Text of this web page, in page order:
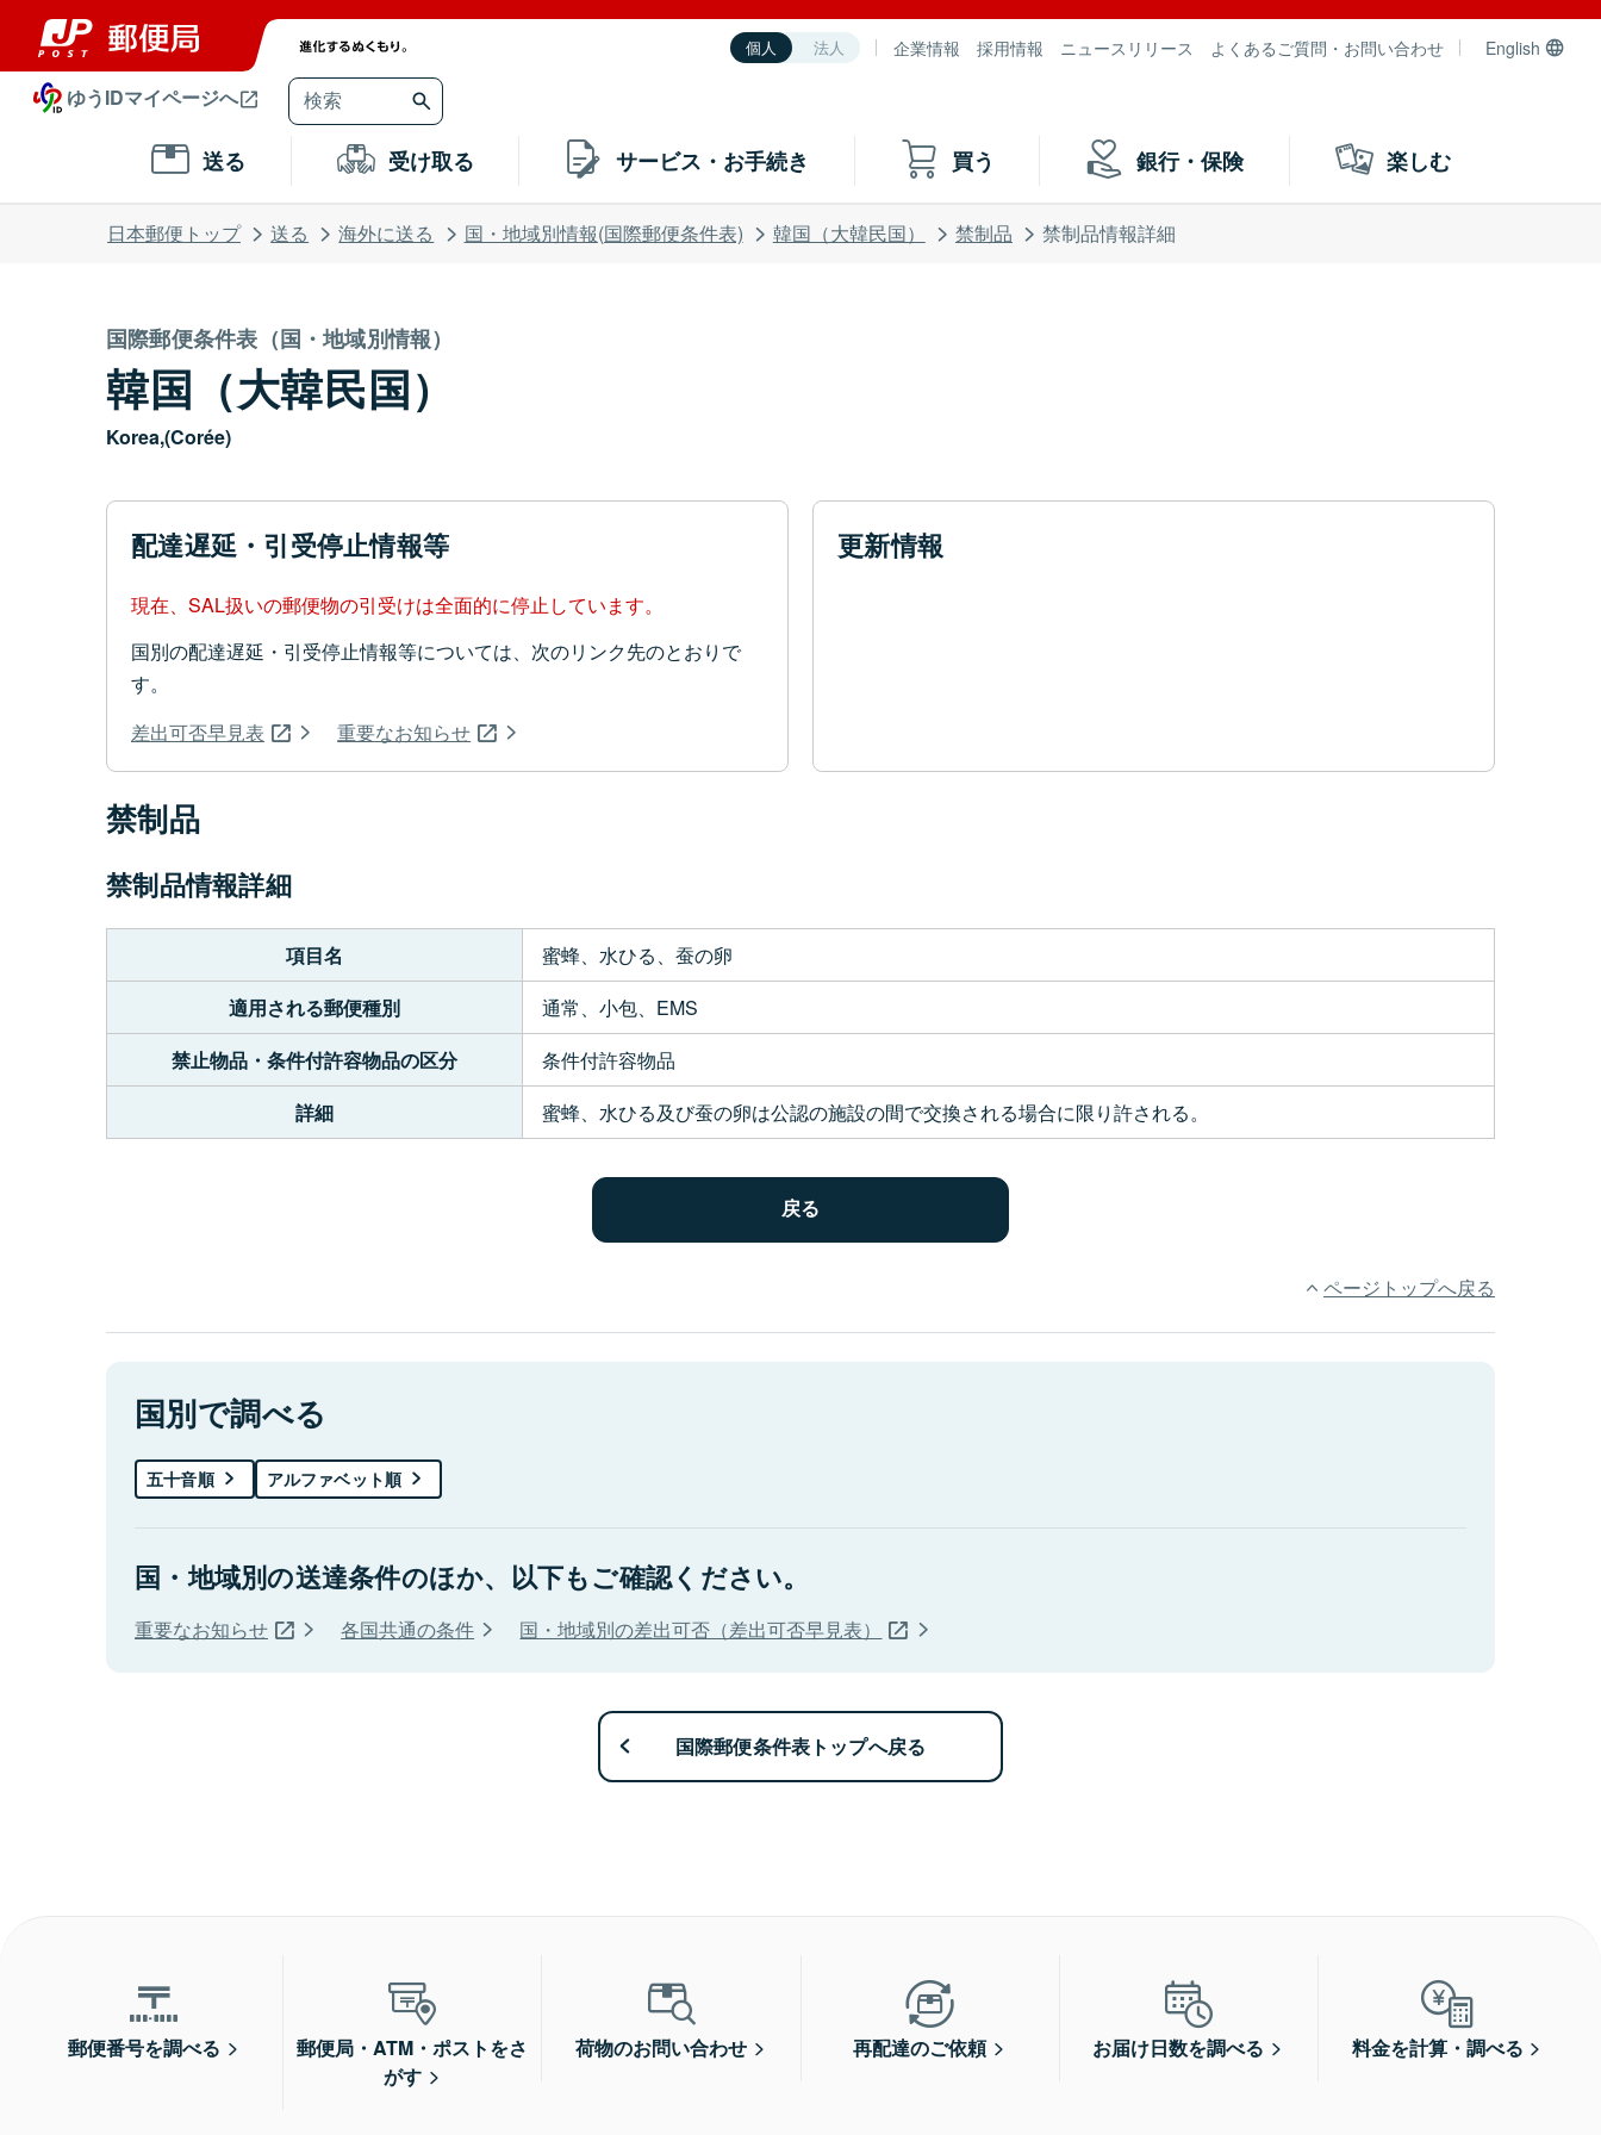
個人 法人 企業情報 採用情報 ニュースリリース よくあるご質問・お問い合わせ English
ゆうIDマイページへ
送る 受け取る サービス・お手続き 買う 銀行・保険 楽しむ
日本郵便トップ 送る 海外に送る 国・地域別情報(国際郵便条件表) 韓国（大韓民国） 禁制品 禁制品情報詳細
国際郵便条件表（国・地域別情報）
韓国（大韓民国）
Korea,(Corée)
配達遅延・引受停止情報等
現在、SAL扱いの郵便物の引受けは全面的に停止しています。
国別の配達遅延・引受停止情報等については、次のリンク先のとおりで
す。
差出可否早見表
重要なお知らせ
更新情報
禁制品
禁制品情報詳細
項目名
蜜蜂、水ひる、蚕の卵
適用される郵便種別
通常、小包、EMS
禁止物品・条件付許容物品の区分
条件付許容物品
詳細
蜜蜂、水ひる及び蚕の卵は公認の施設の間で交換される場合に限り許される。
ページトップへ戻る
国別で調べる
五十音順 アルファベット順
国・地域別の送達条件のほか、以下もご確認ください。
重要なお知らせ 各国共通の条件 国・地域別の差出可否（差出可否早見表）
国際郵便条件表トップへ戻る
郵便番号を調べる
郵便局・ATM・ポストをさ
がす
荷物のお問い合わせ 再配達のご依頼 お届け日数を調べる 料金を計算・調べる